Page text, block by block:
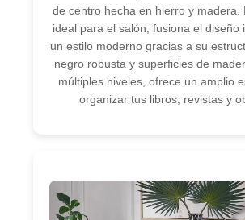
de centro hecha en hierro y madera.
ideal para el salón, fusiona el diseño
un estilo moderno gracias a su
negro robusta y superficies de
múltiples niveles, ofrece un amplio
organizar tus libros, revistas y